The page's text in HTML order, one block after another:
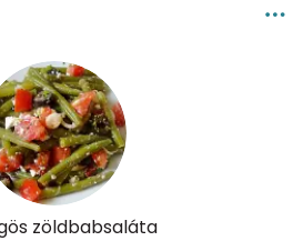
zöldbabsaláta